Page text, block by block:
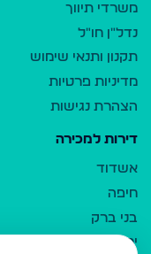
משרדי תיווך
נדל"ן חו"ל
תקנון ותנאי שימוש
מדיניות פרטיות
הצהרת נגישות
דירות למכירה
אשדוד
חיפה
בני ברק
ירושלים